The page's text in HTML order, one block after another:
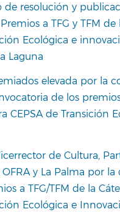
resolución y
a TFG y TFM de
Ecológica e
Laguna
elevada por la
de los
CEPSA de Transición
de Cultura,
y La Palma por la
a TFG/TFM de la
Ecológica e